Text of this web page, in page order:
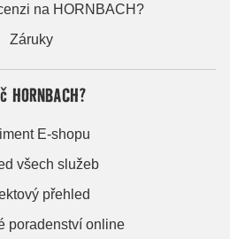
na HORNBACH?
Záruky
HORNBACH?
E-shopu
všech služeb
přehled
poradenství online